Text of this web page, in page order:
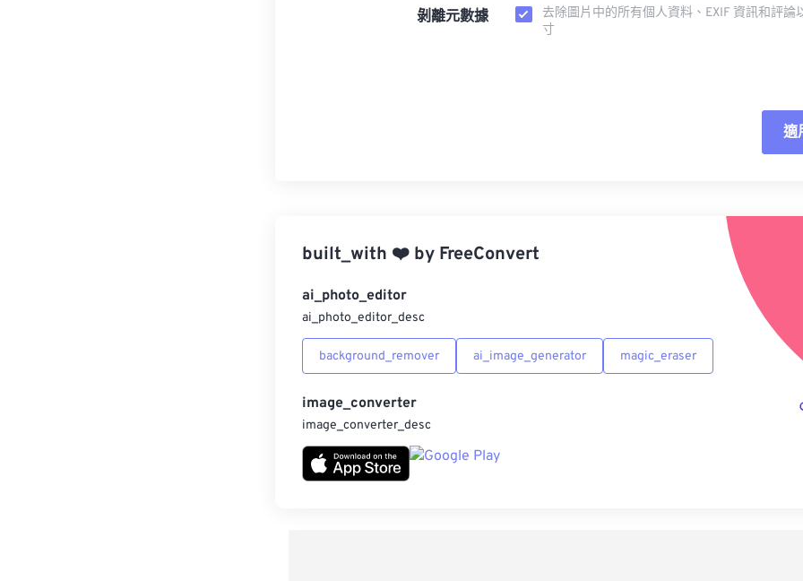
剝離元數據
去除圖片中的所有個人資料、EXIF 資訊和評論
寸
適
built_with ❤️ by FreeConvert
ai_photo_editor
ai_photo_editor_desc
background_remover ai_image_generator magic_eraser
image_converter
image_converter_desc